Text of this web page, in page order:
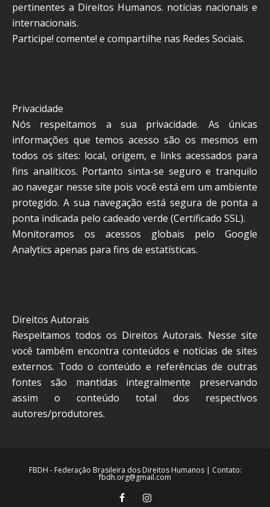
pertinentes a Direitos Humanos. notícias nacionais e
internacionais.
Participe! comente! e compartilhe nas Redes Sociais.
Privacidade
Nós respeitamos a sua privacidade. As únicas
informações que temos acesso são os mesmos em
todos os sites: local, origem, e links acessados para
fins analíticos. Portanto sinta-se seguro e tranquilo
ao navegar nesse site pois você está em um ambiente
protegido. A sua navegação está segura de ponta a
ponta indicada pelo cadeado verde (Certificado SSL).
Monitoramos os acessos globais pelo Google
Analytics apenas para fins de estatísticas.
Direitos Autorais
Respeitamos todos os Direitos Autorais. Nesse site
você também encontra conteúdos e notícias de sites
externos. Todo o conteúdo e referências de outras
fontes são mantidas integralmente preservando
assim o conteúdo total dos respectivos
autores/produtores.
FBDH - Federação Brasileira dos Direitos Humanos | Contato:
fbdh.org@gmail.com